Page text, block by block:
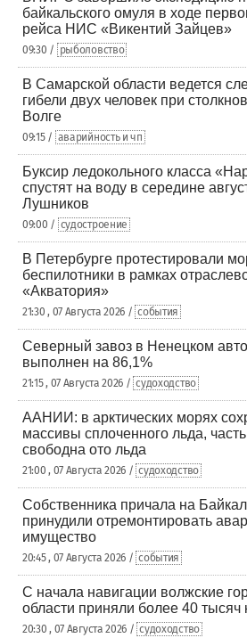
байкальского омуля в ходе
рейса НИС «Викентий Зайцев»
09:30 / рыболовство
В Самарской области ведется
гибели двух человек при
Волге
09:15 / аварийность и чп
Буксир ледокольного класса
спустят на воду в середине
Лушников
09:00 / судостроение
В Петербурге протестировали
беспилотники в рамках
«Акватория»
21:30 , 07 Августа 2026 / события
Северный завоз в Ненецком
выполнен на 86,1%
21:15 , 07 Августа 2026 / судоходство
ААНИИ: в арктических морях
массивы сплоченного льда,
свободна ото льда
21:00 , 07 Августа 2026 / судоходство
Собственника причала на
принудили отремонтировать
имущество
20:45 , 07 Августа 2026 / события
С начала навигации волжские
области приняли более 40 тысяч
20:30 , 07 Августа 2026 / судоходство